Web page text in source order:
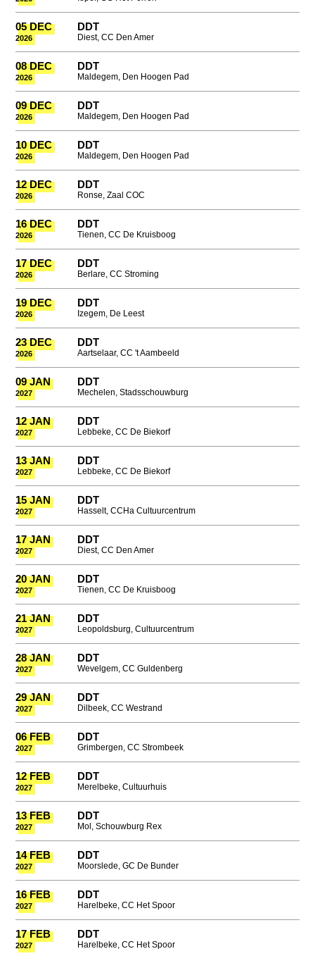
05 DEC
2026
DDT
Diest, CC Den Amer
08 DEC
2026
DDT
Maldegem, Den Hoogen Pad
09 DEC
2026
DDT
Maldegem, Den Hoogen Pad
10 DEC
2026
DDT
Maldegem, Den Hoogen Pad
12 DEC
2026
DDT
Ronse, Zaal COC
16 DEC
2026
DDT
Tienen, CC De Kruisboog
17 DEC
2026
DDT
Berlare, CC Stroming
19 DEC
2026
DDT
Izegem, De Leest
23 DEC
2026
DDT
Aartselaar, CC 't Aambeeld
09 JAN
2027
DDT
Mechelen, Stadsschouwburg
12 JAN
2027
DDT
Lebbeke, CC De Biekorf
13 JAN
2027
DDT
Lebbeke, CC De Biekorf
15 JAN
2027
DDT
Hasselt, CCHa Cultuurcentrum
17 JAN
2027
DDT
Diest, CC Den Amer
20 JAN
2027
DDT
Tienen, CC De Kruisboog
21 JAN
2027
DDT
Leopoldsburg, Cultuurcentrum
28 JAN
2027
DDT
Wevelgem, CC Guldenberg
29 JAN
2027
DDT
Dilbeek, CC Westrand
06 FEB
2027
DDT
Grimbergen, CC Strombeek
12 FEB
2027
DDT
Merelbeke, Cultuurhuis
13 FEB
2027
DDT
Mol, Schouwburg Rex
14 FEB
2027
DDT
Moorslede, GC De Bunder
16 FEB
2027
DDT
Harelbeke, CC Het Spoor
17 FEB
2027
DDT
Harelbeke, CC Het Spoor